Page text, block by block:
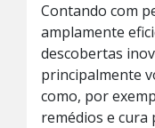
Contando com
amplamente
descobertas
principalmente
como, por
remédios e cura